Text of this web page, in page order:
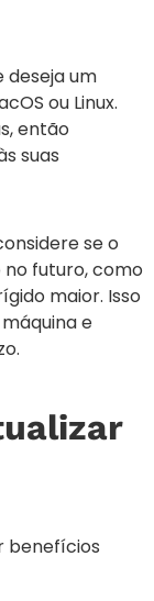
deseja um
ou Linux.
então
suas
se o
futuro, como
maior. Isso
e
benefícios